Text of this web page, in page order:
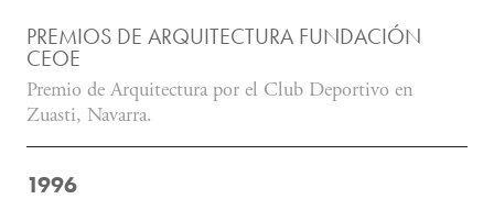
PREMIOS DE ARQUITECTURA FUNDACIÓN
CEOE
Premio de Arquitectura por el Club Deportivo en
Zuasti, Navarra.
1996